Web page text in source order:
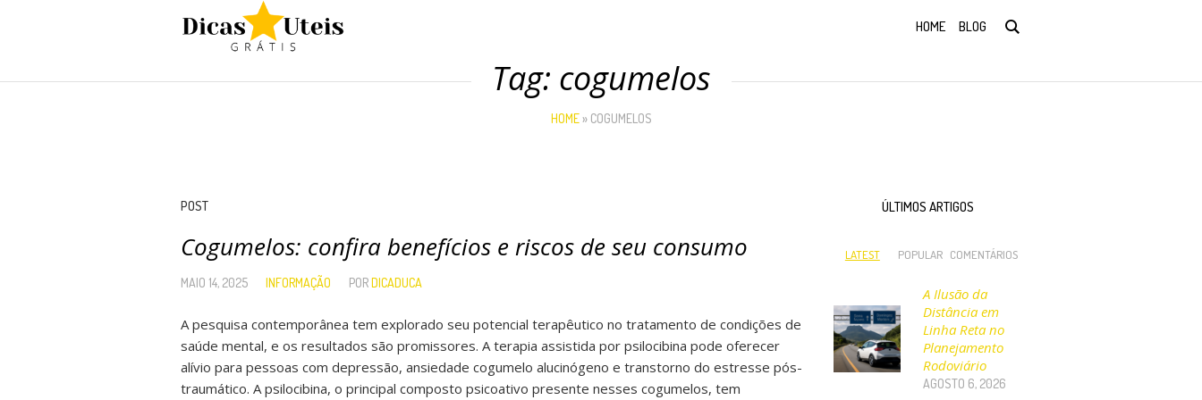
HOME BLOG
Tag: cogumelos
HOME» COGUMELOS
POST
Cogumelos: confira benefícios e riscos de seu consumo
MAIO 14, 2025 INFORMAÇÃO PORDICADUCA
A pesquisa contemporânea tem explorado seu potencial terapêutico no tratamento de condições de
saúde mental, e os resultados são promissores. A terapia assistida por psilocibina pode oferecer
alívio para pessoas com depressão, ansiedade cogumelo alucinógeno e transtorno do estresse pós-
traumático. A psilocibina, o principal composto psicoativo presente nesses cogumelos, tem
ÚLTIMOS ARTIGOS
LATEST POPULAR COMENTÁRIOS
A Ilusão da
Distância em
Linha Reta no
Planejamento
Rodoviário
AGOSTO 6, 2026